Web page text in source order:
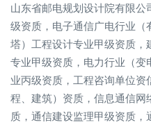
山东省邮电规划设计院有限
级资质，电子通信广电行业
塔）工程设计专业甲级资质
专业甲级资质，电力行业（
业丙级资质，工程咨询单位
程、建筑）资质，信息通信
质，通信建设监理甲级资质，